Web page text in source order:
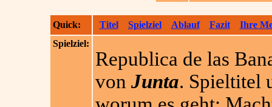
Quick: Titel Spielziel Ablauf Fazit
Ihre
Spielziel:
Republica de las
von Junta. Spieltitel